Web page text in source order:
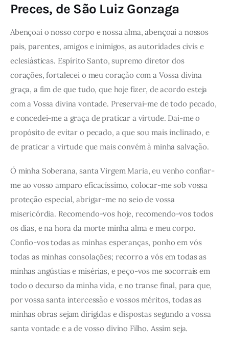
Preces, de São Luiz Gonzaga
Abençoai o nosso corpo e nossa alma, abençoai a nossos
pais, parentes, amigos e inimigos, as autoridades civis e
eclesiásticas. Espírito Santo, supremo diretor dos
corações, fortalecei o meu coração com a Vossa divina
graça, a fim de que tudo, que hoje fizer, de acordo esteja
com a Vossa divina vontade. Preservai-me de todo pecado,
e concedei-me a graça de praticar a virtude. Dai-me o
propósito de evitar o pecado, a que sou mais inclinado, e
de praticar a virtude que mais convém à minha salvação.
Ó minha Soberana, santa Virgem Maria, eu venho confiar-
me ao vosso amparo eficacíssimo, colocar-me sob vossa
proteção especial, abrigar-me no seio de vossa
misericórdia. Recomendo-vos hoje, recomendo-vos todos
os dias, e na hora da morte minha alma e meu corpo.
Confio-vos todas as minhas esperanças, ponho em vós
todas as minhas consolações; recorro a vós em todas as
minhas angústias e misérias, e peço-vos me socorrais em
todo o decurso da minha vida, e no transe final, para que,
por vossa santa intercessão e vossos méritos, todas as
minhas obras sejam dirigidas e dispostas segundo a vossa
santa vontade e a de vosso divino Filho. Assim seja.